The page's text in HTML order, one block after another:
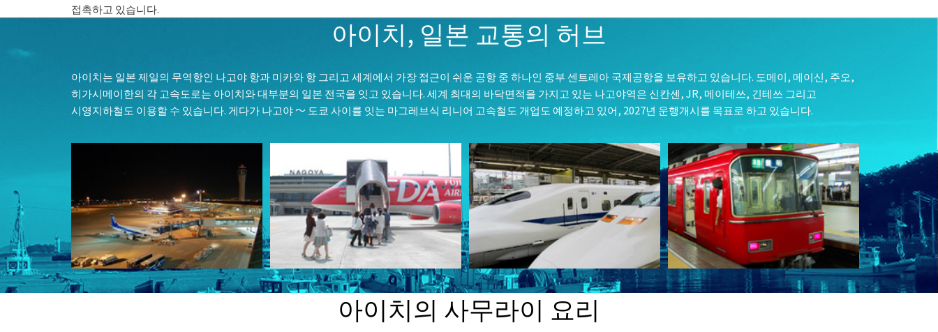
접촉하고 있습니다.
아이치, 일본 교통의 허브
아이치는 일본 제일의 무역항인 나고야 항과 미카와 항 그리고 세계에서 가장 접근이 쉬운 공항 중 하나인 중부 센트레아 국제공항을 보유하고 있습니다. 도메이, 메이신, 주오,
히가시메이한의 각 고속도로는 아이치와 대부분의 일본 전국을 잇고 있습니다. 세계 최대의 바닥면적을 가지고 있는 나고야역은 신칸센, JR, 메이테쓰, 긴테쓰 그리고
시영지하철도 이용할 수 있습니다. 게다가 나고야 ～ 도쿄 사이를 잇는 마그레브식 리니어 고속철도 개업도 예정하고 있어, 2027년 운행개시를 목표로 하고 있습니다.
아이치의 사무라이 요리